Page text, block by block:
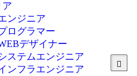
C言語
C#
VBA
Go言語
Kotlin
Java
ア
ンジニア
ログラマー
デザイナー
ステムエンジニア
ンフラエンジニア